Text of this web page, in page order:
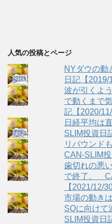
人気の投稿とページ
NYダウの
日記【2019/
波が引くよ
で動くまで
記【2020/11/
日経平均は
SLIM投資日
リバウンド
CAN-SLIM
歯切れの悪
で終了。
【2021/12/30
市場の動き
SQに向け
SLIM投資日